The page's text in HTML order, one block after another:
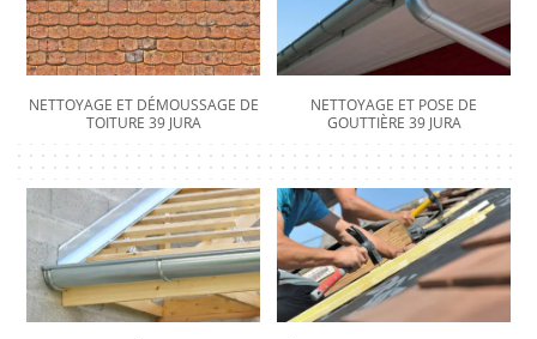
NETTOYAGE ET DÉMOUSSAGE DE
TOITURE 39 JURA
NETTOYAGE ET POSE DE
GOUTTIÈRE 39 JURA